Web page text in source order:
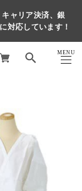
ャリア決済、銀
対応しています！
MENU
CLOSE